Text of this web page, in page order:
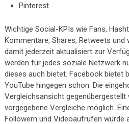
Pinterest
Wichtige Social-KPIs wie Fans,
Kommentare, Shares, Retweets und
damit jederzeit aktualisiert zur
werden für jedes soziale Netzwerk
dieses auch bietet. Facebook bietet
YouTube hingegen schon. Die
Vergleichsansicht gegenübergestellt
vorgegebene Vergleiche möglich.
Followern und Videoaufrufen würde